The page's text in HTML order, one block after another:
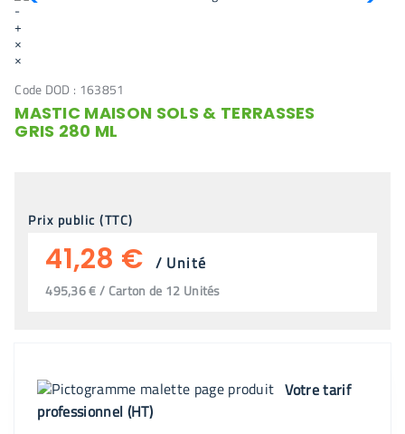
-
+
×
×
Code DOD : 163851
MASTIC MAISON SOLS & TERRASSES
GRIS 280 ML
Prix public (TTC)
41,28 € / Unité
495,36 € / Carton de 12 Unités
Votre tarif
professionnel (HT)